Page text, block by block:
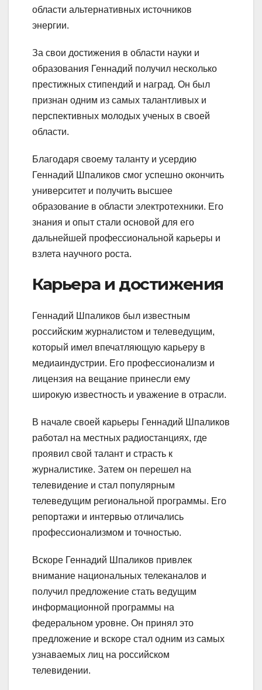
области альтернативных источников
энергии.
За свои достижения в области науки и
образования Геннадий получил несколько
престижных стипендий и наград. Он был
признан одним из самых талантливых и
перспективных молодых ученых в своей
области.
Благодаря своему таланту и усердию
Геннадий Шпаликов смог успешно окончить
университет и получить высшее
образование в области электротехники. Его
знания и опыт стали основой для его
дальнейшей профессиональной карьеры и
взлета научного роста.
Карьера и достижения
Геннадий Шпаликов был известным
российским журналистом и телеведущим,
который имел впечатляющую карьеру в
медиаиндустрии. Его профессионализм и
лицензия на вещание принесли ему
широкую известность и уважение в отрасли.
В начале своей карьеры Геннадий Шпаликов
работал на местных радиостанциях, где
проявил свой талант и страсть к
журналистике. Затем он перешел на
телевидение и стал популярным
телеведущим региональной программы. Его
репортажи и интервью отличались
профессионализмом и точностью.
Вскоре Геннадий Шпаликов привлек
внимание национальных телеканалов и
получил предложение стать ведущим
информационной программы на
федеральном уровне. Он принял это
предложение и вскоре стал одним из самых
узнаваемых лиц на российском
телевидении.